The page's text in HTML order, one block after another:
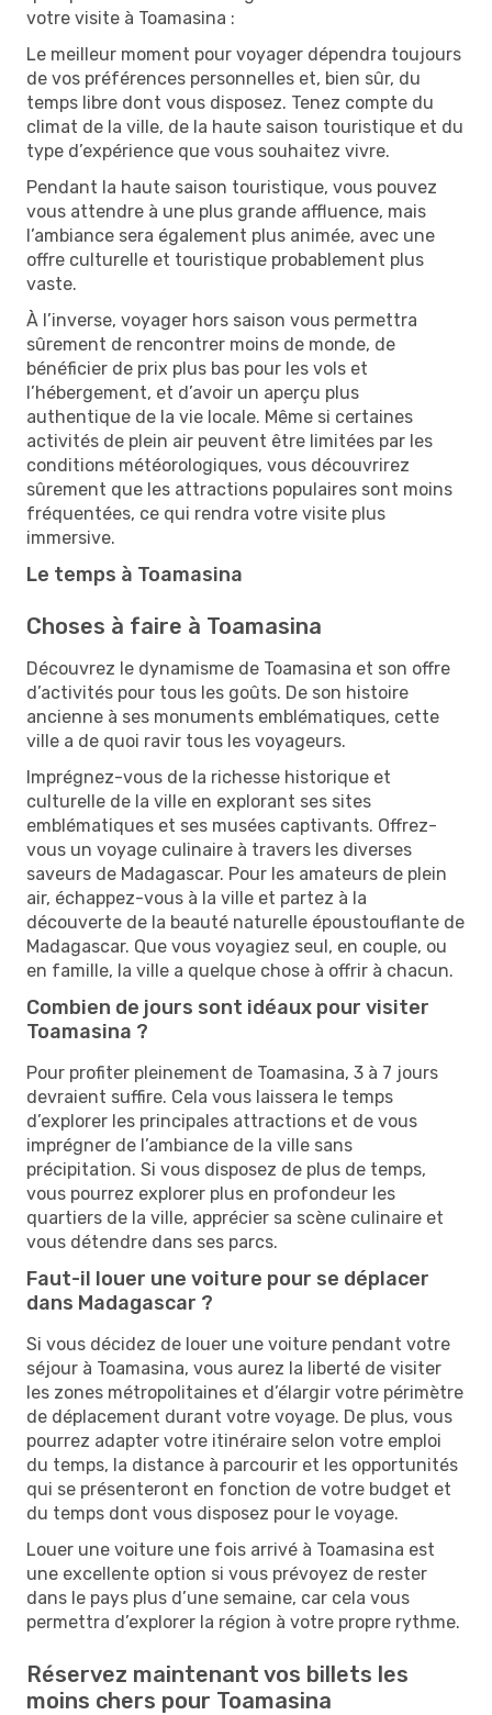
votre visite à Toamasina :
Le meilleur moment pour voyager dépendra toujours
de vos préférences personnelles et, bien sûr, du
temps libre dont vous disposez. Tenez compte du
climat de la ville, de la haute saison touristique et du
type d’expérience que vous souhaitez vivre.
Pendant la haute saison touristique, vous pouvez
vous attendre à une plus grande affluence, mais
l’ambiance sera également plus animée, avec une
offre culturelle et touristique probablement plus
vaste.
À l’inverse, voyager hors saison vous permettra
sûrement de rencontrer moins de monde, de
bénéficier de prix plus bas pour les vols et
l’hébergement, et d’avoir un aperçu plus
authentique de la vie locale. Même si certaines
activités de plein air peuvent être limitées par les
conditions météorologiques, vous découvrirez
sûrement que les attractions populaires sont moins
fréquentées, ce qui rendra votre visite plus
immersive.
Le temps à Toamasina
Choses à faire à Toamasina
Découvrez le dynamisme de Toamasina et son offre
d’activités pour tous les goûts. De son histoire
ancienne à ses monuments emblématiques, cette
ville a de quoi ravir tous les voyageurs.
Imprégnez-vous de la richesse historique et
culturelle de la ville en explorant ses sites
emblématiques et ses musées captivants. Offrez-
vous un voyage culinaire à travers les diverses
saveurs de Madagascar. Pour les amateurs de plein
air, échappez-vous à la ville et partez à la
découverte de la beauté naturelle époustouflante de
Madagascar. Que vous voyagiez seul, en couple, ou
en famille, la ville a quelque chose à offrir à chacun.
Combien de jours sont idéaux pour visiter
Toamasina ?
Pour profiter pleinement de Toamasina, 3 à 7 jours
devraient suffire. Cela vous laissera le temps
d’explorer les principales attractions et de vous
imprégner de l’ambiance de la ville sans
précipitation. Si vous disposez de plus de temps,
vous pourrez explorer plus en profondeur les
quartiers de la ville, apprécier sa scène culinaire et
vous détendre dans ses parcs.
Faut-il louer une voiture pour se déplacer
dans Madagascar ?
Si vous décidez de louer une voiture pendant votre
séjour à Toamasina, vous aurez la liberté de visiter
les zones métropolitaines et d’élargir votre périmètre
de déplacement durant votre voyage. De plus, vous
pourrez adapter votre itinéraire selon votre emploi
du temps, la distance à parcourir et les opportunités
qui se présenteront en fonction de votre budget et
du temps dont vous disposez pour le voyage.
Louer une voiture une fois arrivé à Toamasina est
une excellente option si vous prévoyez de rester
dans le pays plus d’une semaine, car cela vous
permettra d’explorer la région à votre propre rythme.
Réservez maintenant vos billets les
moins chers pour Toamasina